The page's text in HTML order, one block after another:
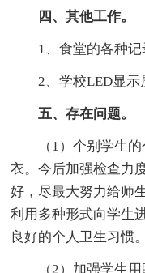
四、其他工作。
1、食堂的各种记
2、学校LED显示
五、存在问题。
（1）个别学生的
衣。今后加强检查力
好，尽最大努力给师
利用多种形式向学生
良好的个人卫生习惯。
（2）加强学生用